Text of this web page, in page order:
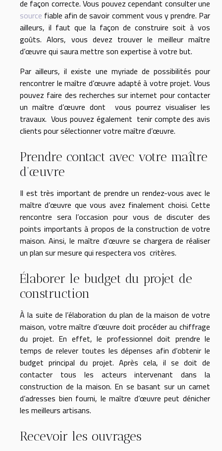
de façon correcte. Vous pouvez cependant consulter une
source fiable afin de savoir comment vous y prendre. Par
ailleurs, il faut que la façon de construire soit à vos
goûts. Alors, vous devez trouver le meilleur maître
d’œuvre qui saura mettre son expertise à votre but.
Par ailleurs, il existe une myriade de possibilités pour
rencontrer le maître d’œuvre adapté à votre projet. Vous
pouvez faire des recherches sur internet pour contacter
un maître d’œuvre dont vous pourrez visualiser les
travaux. Vous pouvez également tenir compte des avis
clients pour sélectionner votre maître d’œuvre.
Prendre contact avec votre maître
d’œuvre
Il est très important de prendre un rendez-vous avec le
maître d’œuvre que vous avez finalement choisi. Cette
rencontre sera l’occasion pour vous de discuter des
points importants à propos de la construction de votre
maison. Ainsi, le maître d’œuvre se chargera de réaliser
un plan sur mesure qui respectera vos critères.
Élaborer le budget du projet de
construction
À la suite de l’élaboration du plan de la maison de votre
maison, votre maître d’œuvre doit procéder au chiffrage
du projet. En effet, le professionnel doit prendre le
temps de relever toutes les dépenses afin d’obtenir le
budget principal du projet. Après cela, il se doit de
contacter tous les acteurs intervenant dans la
construction de la maison. En se basant sur un carnet
d’adresses bien fourni, le maître d’œuvre peut dénicher
les meilleurs artisans.
Recevoir les ouvrages